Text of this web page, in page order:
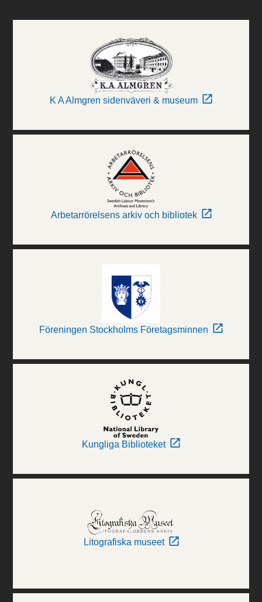
K A Almgren sidenväveri & museum
Arbetarrörelsens arkiv och bibliotek
Föreningen Stockholms Företagsminnen
Kungliga Biblioteket
Litografiska museet